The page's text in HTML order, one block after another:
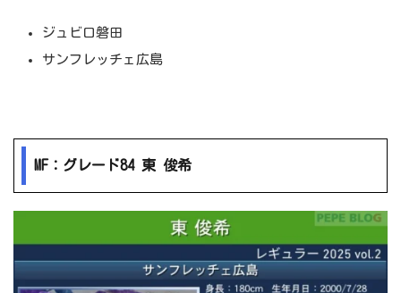
ジュビロ磐田
サンフレッチェ広島
MF：グレード84 東 俊希